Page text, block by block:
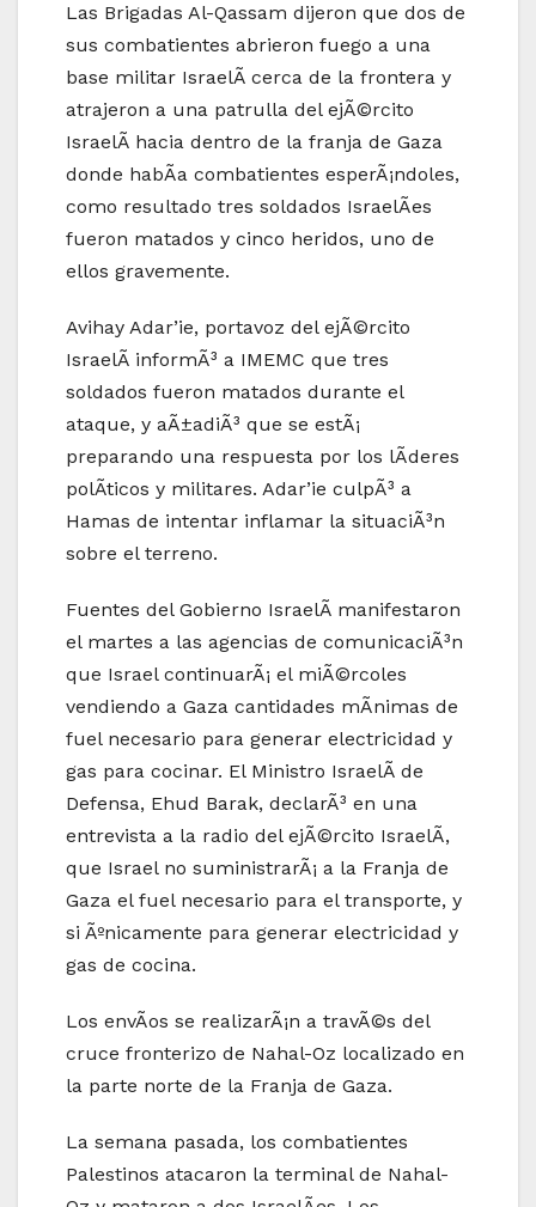
Las Brigadas Al-Qassam dijeron que dos de
sus combatientes abrieron fuego a una
base militar IsraelÃ­ cerca de la frontera y
atrajeron a una patrulla del ejÃ©rcito
IsraelÃ­ hacia dentro de la franja de Gaza
donde habÃ­a combatientes esperÃ¡ndoles,
como resultado tres soldados IsraelÃ­es
fueron matados y cinco heridos, uno de
ellos gravemente.
Avihay Adar’ie, portavoz del ejÃ©rcito
IsraelÃ­ informÃ³ a IMEMC que tres
soldados fueron matados durante el
ataque, y aÃ±adiÃ³ que se estÃ¡
preparando una respuesta por los lÃ­deres
polÃ­ticos y militares. Adar’ie culpÃ³ a
Hamas de intentar inflamar la situaciÃ³n
sobre el terreno.
Fuentes del Gobierno IsraelÃ­ manifestaron
el martes a las agencias de comunicaciÃ³n
que Israel continuarÃ¡ el miÃ©rcoles
vendiendo a Gaza cantidades mÃ­nimas de
fuel necesario para generar electricidad y
gas para cocinar. El Ministro IsraelÃ­ de
Defensa, Ehud Barak, declarÃ³ en una
entrevista a la radio del ejÃ©rcito IsraelÃ­,
que Israel no suministrarÃ¡ a la Franja de
Gaza el fuel necesario para el transporte, y
si Ãºnicamente para generar electricidad y
gas de cocina.
Los envÃ­os se realizarÃ¡n a travÃ©s del
cruce fronterizo de Nahal-Oz localizado en
la parte norte de la Franja de Gaza.
La semana pasada, los combatientes
Palestinos atacaron la terminal de Nahal-